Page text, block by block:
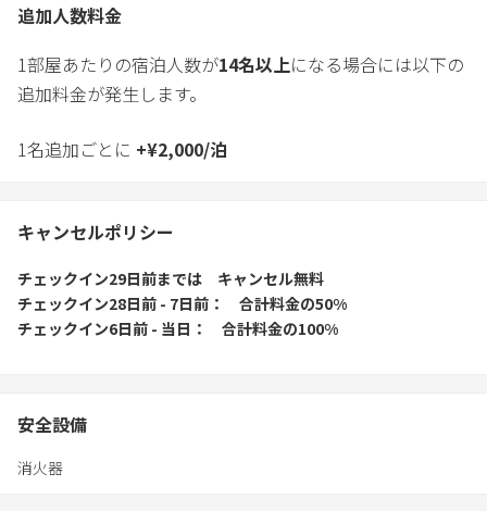
追加人数料金
1部屋あたりの宿泊人数が14名以上になる場合には以下の
追加料金が発生します。
1名追加ごとに +¥2,000/泊
キャンセルポリシー
チェックイン29日前までは
キャンセル無料
チェックイン28日前 - 7日前
合計料金の50%
チェックイン6日前 - 当日
合計料金の100%
安全設備
消火器